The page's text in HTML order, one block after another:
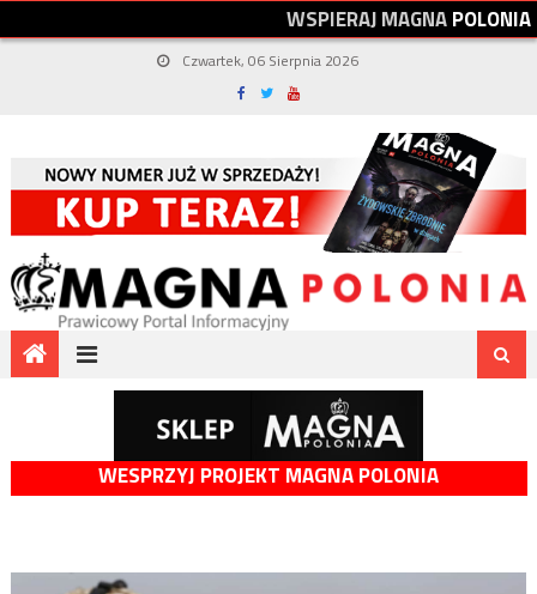
WSPIERAJMAGNAPOLONIA
Czwartek, 06 Sierpnia 2026
WESPRZYJ PROJEKT MAGNA POLONIA